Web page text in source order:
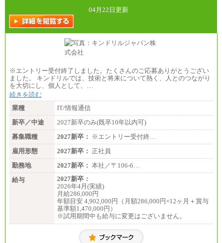
04月22日更新
※エントリー受付終了しました。たくさんのご応募ありがとうござい
ました。 キンドリルでは、技術と将来について熱く、人とのつながり
を大切にし、個人として、…
続きを読む
業種
IT/情報通信
新卒／中途
2027新卒のみ(既卒10年以内可)
募集職種
2027新卒：
※エントリー受付終…
雇用形態
2027新卒： 正社員
勤務地
2027新卒： 本社／〒106-6…
給与
2027新卒：
2026年4月(実績)
月給286,000円
年額目安 4,902,000円（月額286,000円×12ヶ月＋賞与
基準額1,470,000円）
※試用期間中も給与に変更はございません。